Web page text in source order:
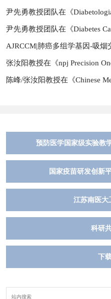
预防医学国家级实验教
国家疫苗研发创新
江苏南医大
科研
下